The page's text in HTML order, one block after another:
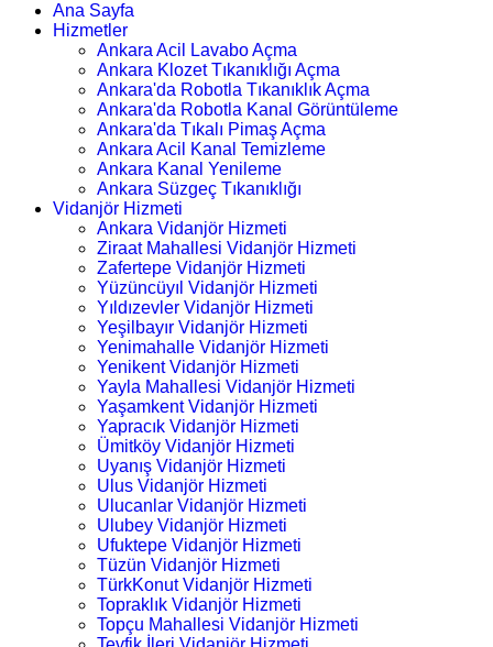
Ana Sayfa
Hizmetler
Ankara Acil Lavabo Açma
Ankara Klozet Tıkanıklığı Açma
Ankara'da Robotla Tıkanıklık Açma
Ankara'da Robotla Kanal Görüntüleme
Ankara'da Tıkalı Pimaş Açma
Ankara Acil Kanal Temizleme
Ankara Kanal Yenileme
Ankara Süzgeç Tıkanıklığı
Vidanjör Hizmeti
Ankara Vidanjör Hizmeti
Ziraat Mahallesi Vidanjör Hizmeti
Zafertepe Vidanjör Hizmeti
Yüzüncüyıl Vidanjör Hizmeti
Yıldızevler Vidanjör Hizmeti
Yeşilbayır Vidanjör Hizmeti
Yenimahalle Vidanjör Hizmeti
Yenikent Vidanjör Hizmeti
Yayla Mahallesi Vidanjör Hizmeti
Yaşamkent Vidanjör Hizmeti
Yapracık Vidanjör Hizmeti
Ümitköy Vidanjör Hizmeti
Uyanış Vidanjör Hizmeti
Ulus Vidanjör Hizmeti
Ulucanlar Vidanjör Hizmeti
Ulubey Vidanjör Hizmeti
Ufuktepe Vidanjör Hizmeti
Tüzün Vidanjör Hizmeti
TürkKonut Vidanjör Hizmeti
Topraklık Vidanjör Hizmeti
Topçu Mahallesi Vidanjör Hizmeti